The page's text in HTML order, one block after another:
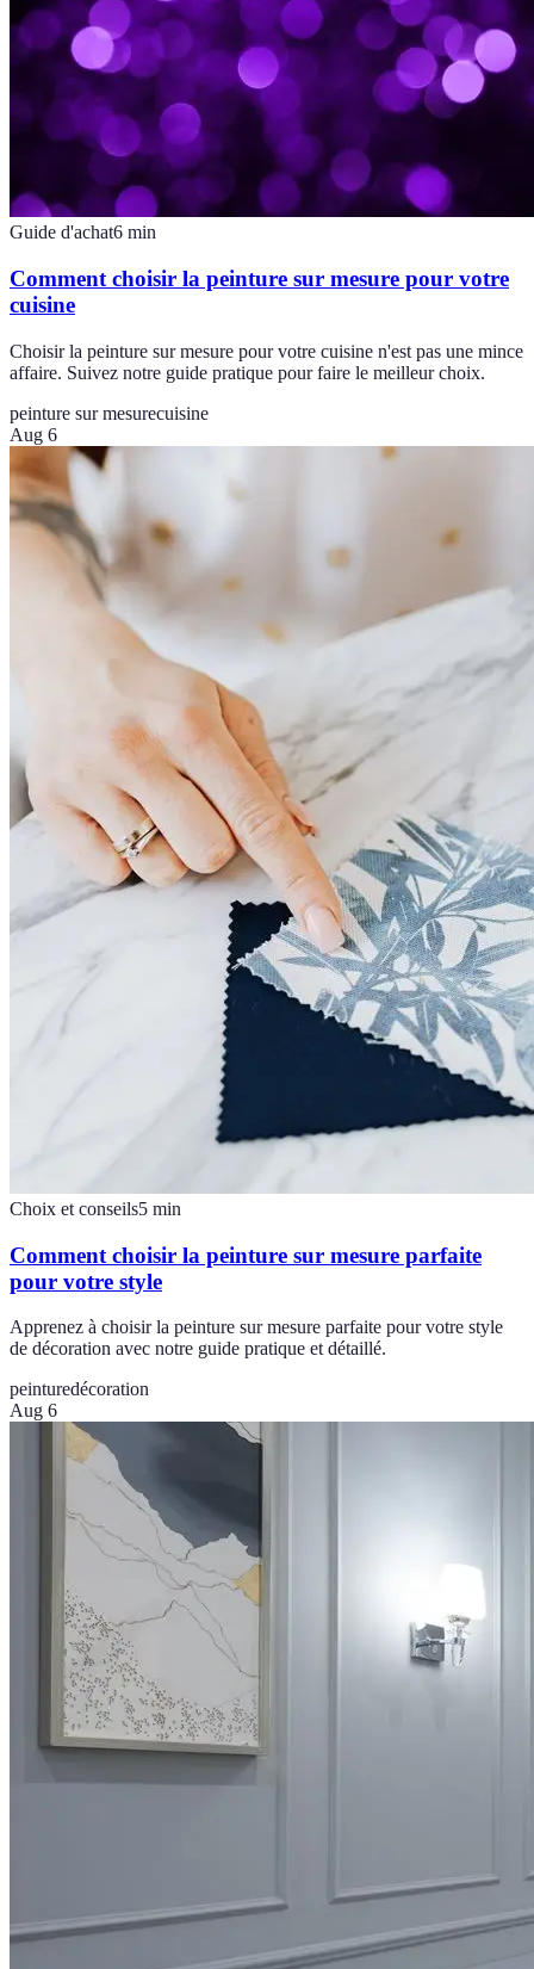
Guide d'achat6 min
Comment choisir la peinture sur mesure pour votre
cuisine
Choisir la peinture sur mesure pour votre cuisine n'est pas une mince
affaire. Suivez notre guide pratique pour faire le meilleur choix.
peinture sur mesurecuisine
Aug 6
Choix et conseils5 min
Comment choisir la peinture sur mesure parfaite
pour votre style
Apprenez à choisir la peinture sur mesure parfaite pour votre style
de décoration avec notre guide pratique et détaillé.
peinturedécoration
Aug 6